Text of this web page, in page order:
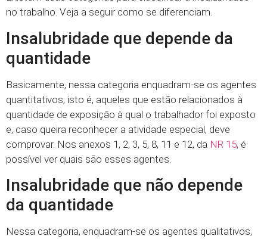
no trabalho. Veja a seguir como se diferenciam.
Insalubridade que depende da
quantidade
Basicamente, nessa categoria enquadram-se os agentes
quantitativos, isto é, aqueles que estão relacionados à
quantidade de exposição à qual o trabalhador foi exposto
e, caso queira reconhecer a atividade especial, deve
comprovar. Nos anexos 1, 2, 3, 5, 8, 11 e 12, da NR 15, é
possível ver quais são esses agentes.
Insalubridade que não depende
da quantidade
Nessa categoria, enquadram-se os agentes qualitativos,